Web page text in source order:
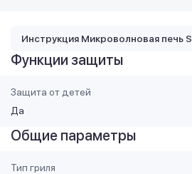
Функции защиты
Защита от детей
Да
Общие параметры
Тип гриля